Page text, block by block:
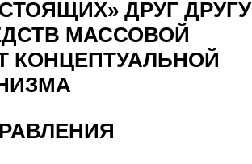
ДРУГ ДРУГУ
МАССОВОЙ
КОНЦЕПТУАЛЬНОЙ